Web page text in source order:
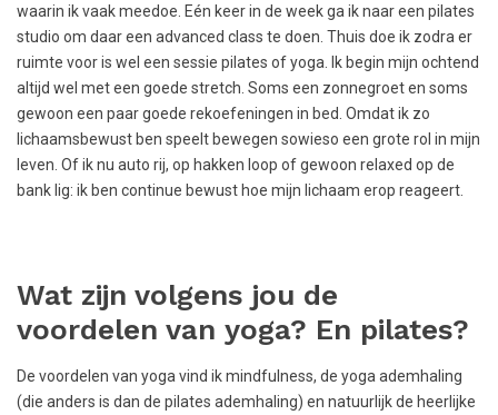
waarin ik vaak meedoe. Eén keer in de week ga ik naar een pilates
studio om daar een advanced class te doen. Thuis doe ik zodra er
ruimte voor is wel een sessie pilates of yoga. Ik begin mijn ochtend
altijd wel met een goede stretch. Soms een zonnegroet en soms
gewoon een paar goede rekoefeningen in bed. Omdat ik zo
lichaamsbewust ben speelt bewegen sowieso een grote rol in mijn
leven. Of ik nu auto rij, op hakken loop of gewoon relaxed op de
bank lig: ik ben continue bewust hoe mijn lichaam erop reageert.
Wat zijn volgens jou de
voordelen van yoga? En pilates?
De voordelen van yoga vind ik mindfulness, de yoga ademhaling
(die anders is dan de pilates ademhaling) en natuurlijk de heerlijke